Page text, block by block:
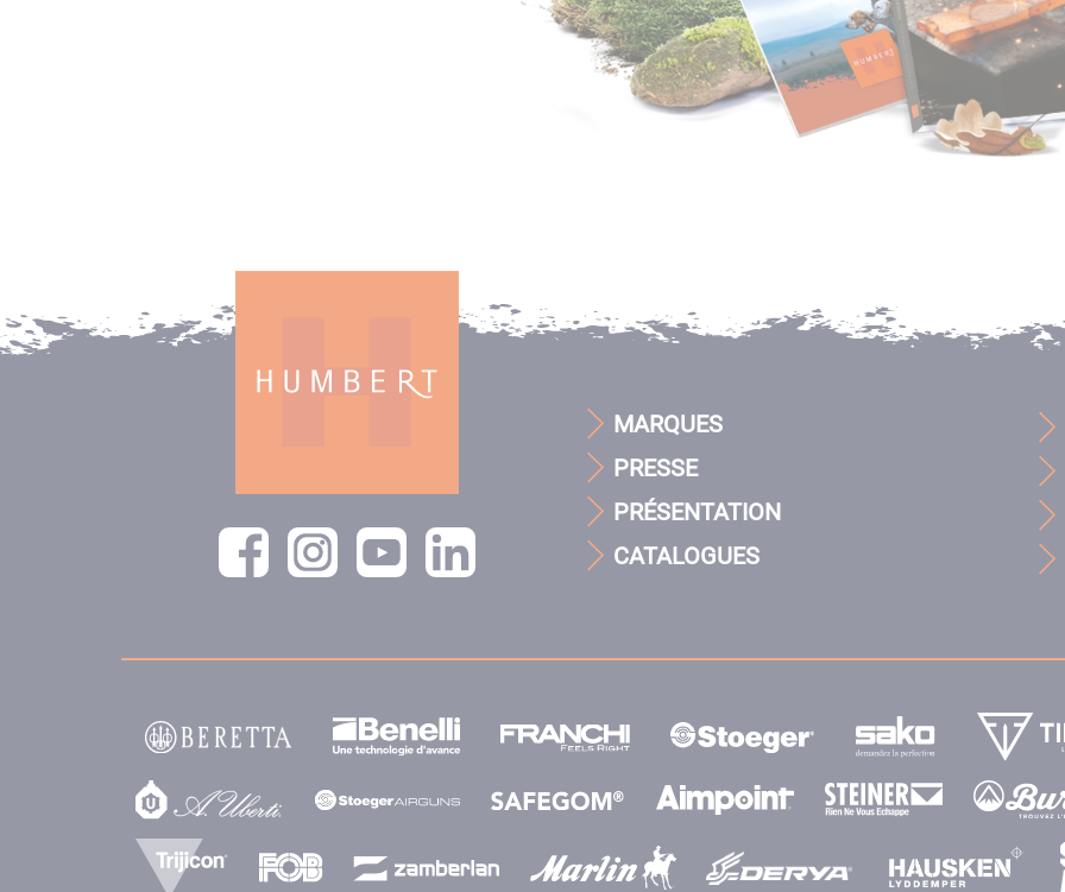
MARQUES
PRESSE
PRÉSENTATION
CATALOGUES